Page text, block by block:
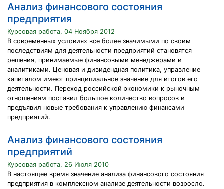
Анализ финансового состояния
предприятия
Курсовая работа, 04 Ноября 2012
В современных условиях все более значимыми по своим
последствиям для деятельности предприятий становятся
решения, принимаемые финансовыми менеджерами и
аналитиками. Ценовая и дивидендная политика, управление
капиталом имеют принципиальное значение для итогов его
деятельности. Переход российской экономики к рыночным
отношениям поставил большое количество вопросов и
предъявил новые требования к управлению финансами
предприятий.
Анализ финансового состояния
предприятий
Курсовая работа, 26 Июля 2010
В настоящее время значение анализа финансового состояния
предприятия в комплексном анализе деятельности возросло.